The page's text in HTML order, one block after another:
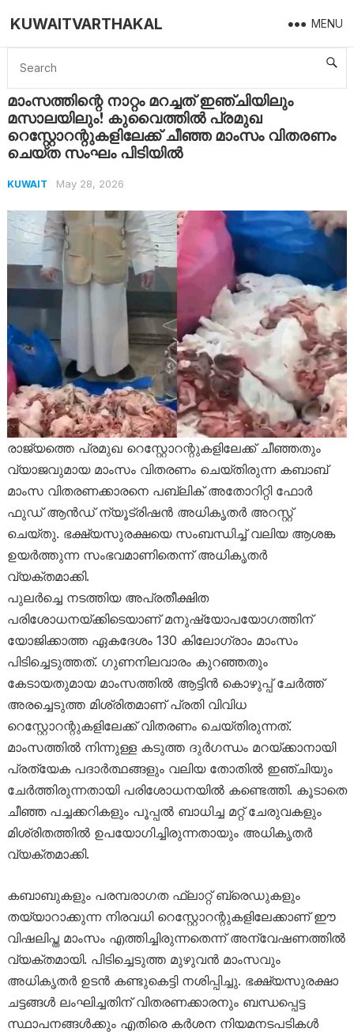
KUWAITVARTHAKAL MENU
Home Kuwait മാംസത്തിന്റെ നാറ്റം മറച്ചത് ഇഞ്ചിയിലും മസാലയിലും! കുവൈത്തിൽ പ്രമുഖ റെസ്റ്റോറന്റുകളിലേക്ക് ചീഞ്ഞ മാംസം വിതരണം ചെയ്ത സംഘം പിടിയിൽ
മാംസത്തിന്റെ നാറ്റം മറച്ചത് ഇഞ്ചിയിലും
മസാലയിലും! കുവൈത്തിൽ പ്രമുഖ
റെസ്റ്റോറന്റുകളിലേക്ക് ചീഞ്ഞ മാംസം വിതരണം
ചെയ്ത സംഘം പിടിയിൽ
KUWAIT May 28, 2026
രാജ്യത്തെ പ്രമുഖ റെസ്റ്റോറന്റുകളിലേക്ക് ചീഞ്ഞതും
വ്യാജവുമായ മാംസം വിതരണം ചെയ്തിരുന്ന കബാബ്
മാംസ വിതരണക്കാരനെ പബ്ലിക് അതോറിറ്റി ഫോർ
ഫുഡ് ആൻഡ് ന്യൂട്രിഷൻ അധികൃതർ അറസ്റ്റ്
ചെയ്തു. ഭക്ഷ്യസുരക്ഷയെ സംബന്ധിച്ച് വലിയ ആശങ്ക
ഉയർത്തുന്ന സംഭവമാണിതെന്ന് അധികൃതർ
വ്യക്തമാക്കി.
പുലർച്ചെ നടത്തിയ അപ്രതീക്ഷിത
പരിശോധനയ്ക്കിടെയാണ് മനുഷ്യോപയോഗത്തിന്
യോജിക്കാത്ത ഏകദേശം 130 കിലോഗ്രാം മാംസം
പിടിച്ചെടുത്തത്. ഗുണനിലവാരം കുറഞ്ഞതും
കേടായതുമായ മാംസത്തിൽ ആട്ടിൻ കൊഴുപ്പ് ചേർത്ത്
അരച്ചെടുത്ത മിശ്രിതമാണ് പ്രതി വിവിധ
റെസ്റ്റോറന്റുകളിലേക്ക് വിതരണം ചെയ്തിരുന്നത്.
മാംസത്തിൽ നിന്നുള്ള കടുത്ത ദുർഗന്ധം മറയ്ക്കാനായി
പ്രത്യേക പദാർത്ഥങ്ങളും വലിയ തോതിൽ ഇഞ്ചിയും
ചേർത്തിരുന്നതായി പരിശോധനയിൽ കണ്ടെത്തി. കൂടാതെ
ചീഞ്ഞ പച്ചക്കറികളും പൂപ്പൽ ബാധിച്ച മറ്റ് ചേരുവകളും
മിശ്രിതത്തിൽ ഉപയോഗിച്ചിരുന്നതായും അധികൃതർ
വ്യക്തമാക്കി.
കബാബുകളും പരമ്പരാഗത ഫ്ലാറ്റ് ബ്രെഡുകളും
തയ്യാറാക്കുന്ന നിരവധി റെസ്റ്റോറന്റുകളിലേക്കാണ് ഈ
വിഷലിപ്ത മാംസം എത്തിച്ചിരുന്നതെന്ന് അന്വേഷണത്തിൽ
വ്യക്തമായി. പിടിച്ചെടുത്ത മുഴുവൻ മാംസവും
അധികൃതർ ഉടൻ കണ്ടുകെട്ടി നശിപ്പിച്ചു. ഭക്ഷ്യസുരക്ഷാ
ചട്ടങ്ങൾ ലംഘിച്ചതിന് വിതരണക്കാരനും ബന്ധപ്പെട്ട
സ്ഥാപനങ്ങൾക്കും എതിരെ കർശന നിയമനടപടികൾ